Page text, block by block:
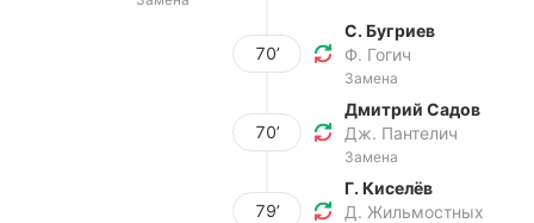
70’
С. Бугриев
Ф. Гогич
Замена
70’
Дмитрий Садов
Дж. Пантелич
Замена
79’
Г. Киселёв
Д. Жильмостных